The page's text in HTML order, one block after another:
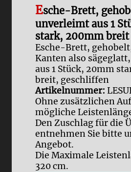
Esche-Brett,
unverleimt aus 1
stark, 200mm breit
Esche-Brett,
Kanten also
aus 1 Stück, 20mm
breit, geschliffen
Artikelnummer:
Ohne zusätzlichen
mögliche
Den Zuschlag für die
entnehmen Sie bitte
Angebot.
Die Maximale
320 cm.